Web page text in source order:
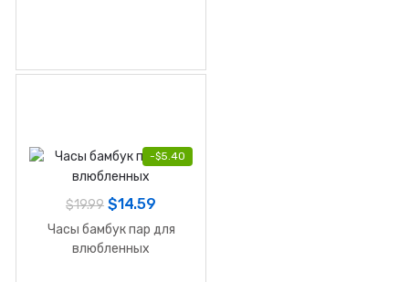
-$5.40
$19.99 $14.59
Часы бамбук пар для
влюбленных